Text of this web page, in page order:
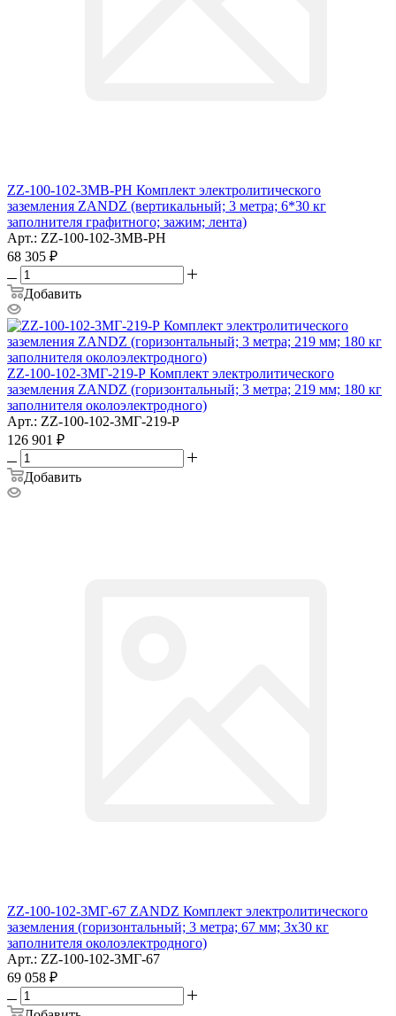
ZZ-100-102-3МВ-РН Комплект электролитического
заземления ZANDZ (вертикальный; 3 метра; 6*30 кг
заполнителя графитного; зажим; лента)
Арт.: ZZ-100-102-3МВ-РН
68 305 ₽
Добавить
ZZ-100-102-3МГ-219-Р Комплект электролитического
заземления ZANDZ (горизонтальный; 3 метра; 219 мм; 180 кг
заполнителя околоэлектродного)
Арт.: ZZ-100-102-3МГ-219-Р
126 901 ₽
Добавить
ZZ-100-102-3МГ-67 ZANDZ Комплект электролитического
заземления (горизонтальный; 3 метра; 67 мм; 3х30 кг
заполнителя околоэлектродного)
Арт.: ZZ-100-102-3МГ-67
69 058 ₽